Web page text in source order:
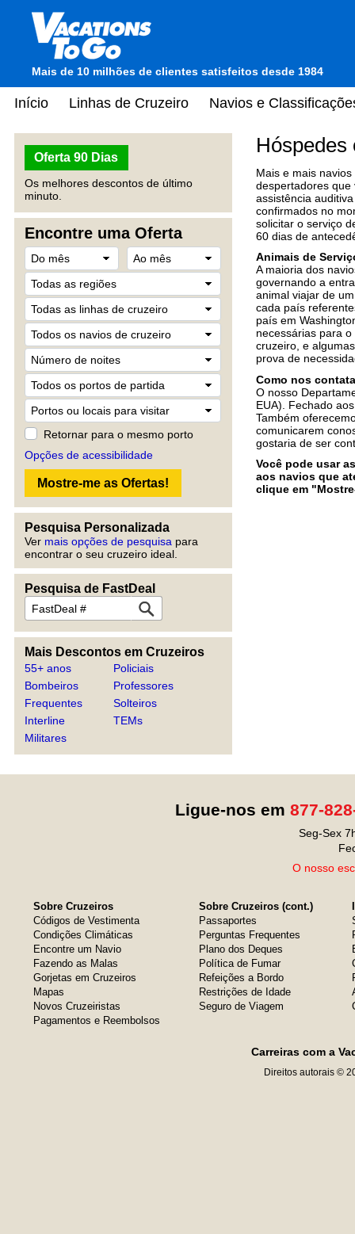
Mais de 10 milhões de clientes satisfeitos desde 1984
Início Linhas de Cruzeiro Navios e
Oferta 90 Dias
Os melhores descontos de último
minuto.
Encontre uma Oferta
Retornar para o mesmo porto
Opções de acessibilidade
Pesquisa Personalizada
Ver mais opções de pesquisa para
encontrar o seu cruzeiro ideal.
Pesquisa de FastDeal
Mais Descontos em Cruzeiros
55+ anos
Bombeiros
Frequentes
Interline
Militares
Policiais
Professores
Solteiros
TEMs
Hóspedes
Mais e mais
despertadores que
assistência
confirmados no
solicitar o serviço
60 dias de
Animais de
A maioria dos
governando a
animal viajar de
cada país
país em
necessárias para
cruzeiro, e
prova de
Como nos
O nosso
EUA). Fechado
Também
comunicarem
gostaria de ser
Você pode usar
aos navios que
clique em
Ligue-nos em 877-
Seg-Sex
O nosso
Sobre Cruzeiros
Códigos de Vestimenta
Condições Climáticas
Encontre um Navio
Fazendo as Malas
Gorjetas em Cruzeiros
Mapas
Novos Cruzeiristas
Pagamentos e Reembolsos
Sobre Cruzeiros (cont.)
Passaportes
Perguntas Frequentes
Plano dos Deques
Política de Fumar
Refeições a Bordo
Restrições de Idade
Seguro de Viagem
Carreiras com a
Direitos autorais ©